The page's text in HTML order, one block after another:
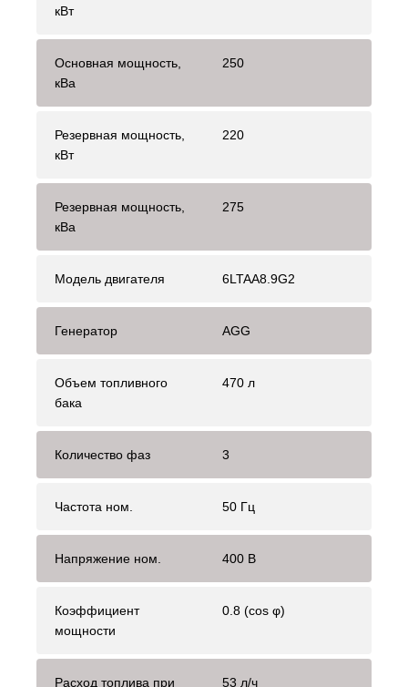
кВт
Основная мощность,
кВа
250
Резервная мощность,
кВт
220
Резервная мощность,
кВа
275
Модель двигателя 6LTAA8.9G2
Генератор AGG
Объем топливного
бака
470 л
Количество фаз 3
Частота ном. 50 Гц
Напряжение ном. 400 В
Коэффициент
мощности
0.8 (cos φ)
Расход топлива при 53 л/ч